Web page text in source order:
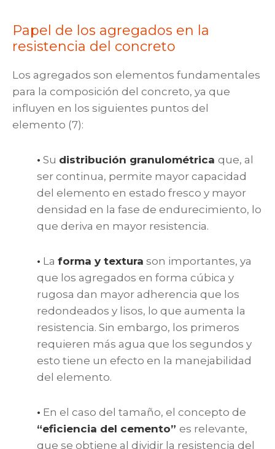
Papel de los agregados en la
resistencia del concreto
Los agregados son elementos fundamentales
para la composición del concreto, ya que
influyen en los siguientes puntos del
elemento (7):
• Su distribución granulométrica que, al
ser continua, permite mayor capacidad
del elemento en estado fresco y mayor
densidad en la fase de endurecimiento, lo
que deriva en mayor resistencia.
• La forma y textura son importantes, ya
que los agregados en forma cúbica y
rugosa dan mayor adherencia que los
redondeados y lisos, lo que aumenta la
resistencia. Sin embargo, los primeros
requieren más agua que los segundos y
esto tiene un efecto en la manejabilidad
del elemento.
• En el caso del tamaño, el concepto de
“eficiencia del cemento” es relevante,
que se obtiene al dividir la resistencia del